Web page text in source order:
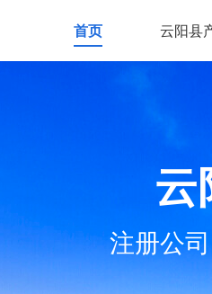
首页 云阳县
云
注册公